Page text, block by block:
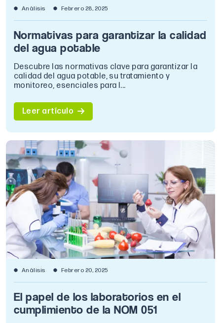
Análisis Febrero 28, 2025
Normativas para garantizar la calidad
del agua potable
Descubre las normativas clave para garantizar la
calidad del agua potable, su tratamiento y
monitoreo, esenciales para l...
Leer artículo
Análisis Febrero 20, 2025
El papel de los laboratorios en el
cumplimiento de la NOM 051